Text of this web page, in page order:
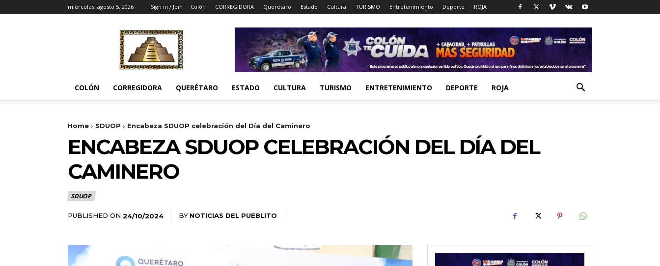
miércoles, agosto 5, 2026 Sign in / Join Colón CORREGIDORA Querétaro Estado Cultura TURISMO Entretenimiento Deporte ROJA
Noticias
del
Pueblito
COLÓN CORREGIDORA QUERÉTARO ESTADO CULTURA TURISMO ENTRETENIMIENTO DEPORTE ROJA
Home SDUOP Encabeza SDUOP celebración del Día del Caminero
ENCABEZA SDUOP CELEBRACIÓN DEL DÍA DEL
CAMINERO
SDUOP
PUBLISHED ON 24/10/2024 BY NOTICIAS DEL PUEBLITO